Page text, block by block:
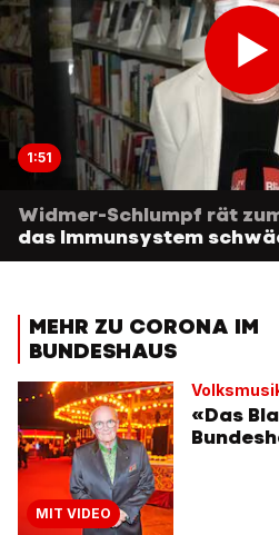
1:51
Widmer-Schlumpf rät
das Immunsystem
MEHR ZU CORONA IM
BUNDESHAUS
MIT VIDEO
«Das